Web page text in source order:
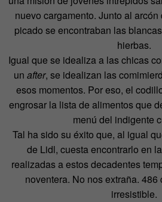
nuevo cargamento. Junto al
picado se encontraban las
hierbas.
Igual que se idealiza a las chicas
un after, se idealizan las
esos momentos. Por eso, el
engrosar la lista de alimentos que
menú del indigente
Tal ha sido su éxito que, al igual
de Lidl, cuesta encontrarlo en
realizadas a estos decadentes
noventera. No nos extraña.
irresistible.